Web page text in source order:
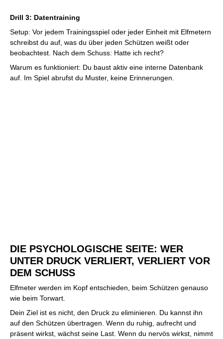
Drill 3: Datentraining
Setup: Vor jedem Trainingsspiel oder jeder Einheit mit Elfmetern
schreibst du auf, was du über jeden Schützen weißt oder
beobachtest. Nach dem Schuss: Hatte ich recht?
Warum es funktioniert: Du baust aktiv eine interne Datenbank
auf. Im Spiel abrufst du Muster, keine Erinnerungen.
DIE PSYCHOLOGISCHE SEITE: WER
UNTER DRUCK VERLIERT, VERLIERT VOR
DEM SCHUSS
Elfmeter werden im Kopf entschieden, beim Schützen genauso
wie beim Torwart.
Dein Ziel ist es nicht, den Druck zu eliminieren. Du kannst ihn
auf den Schützen übertragen. Wenn du ruhig, aufrecht und
präsent wirkst, wächst seine Last. Wenn du nervös wirkst, nimmt